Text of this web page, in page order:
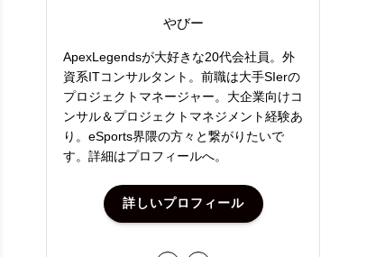
やびー
ApexLegendsが大好きな20代会社員。外
資系ITコンサルタント。前職は大手SIerの
プロジェクトマネージャー。大企業向けコ
ンサル＆プロジェクトマネジメント経験あ
り。eSports界隈の方々と繋がりたいで
す。詳細はプロフィールへ。
詳しいプロフィール